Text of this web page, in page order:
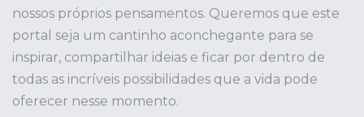
nossos próprios pensamentos. Queremos que este
portal seja um cantinho aconchegante para se
inspirar, compartilhar ideias e ficar por dentro de
todas as incríveis possibilidades que a vida pode
oferecer nesse momento.